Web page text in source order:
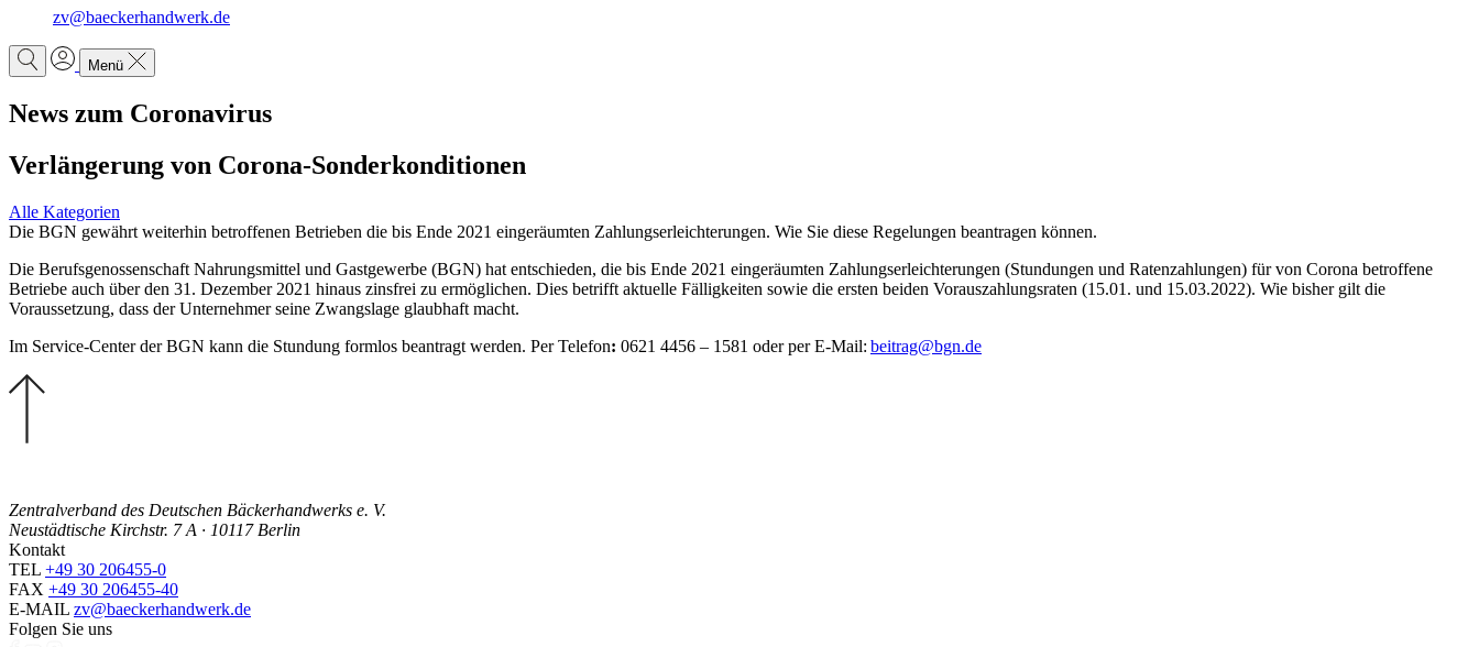
zv@baeckerhandwerk.de
Menü
News zum Coronavirus
Verlängerung von Corona-Sonderkonditionen
Alle Kategorien
Die BGN gewährt weiterhin betroffenen Betrieben die bis Ende 2021 eingeräumten Zahlungserleichterungen. Wie Sie diese Regelungen beantragen können.
Die Berufsgenossenschaft Nahrungsmittel und Gastgewerbe (BGN) hat entschieden, die bis Ende 2021 eingeräumten Zahlungserleichterungen (Stundungen und Ratenzahlungen) für von Corona betroffene
Betriebe auch über den 31. Dezember 2021 hinaus zinsfrei zu ermöglichen. Dies betrifft aktuelle Fälligkeiten sowie die ersten beiden Vorauszahlungsraten (15.01. und 15.03.2022). Wie bisher gilt die
Voraussetzung, dass der Unternehmer seine Zwangslage glaubhaft macht.
Im Service-Center der BGN kann die Stundung formlos beantragt werden. Per Telefon: 0621 4456 – 1581 oder per E-Mail: beitrag@bgn.de
Zentralverband des Deutschen Bäckerhandwerks e. V.
Neustädtische Kirchstr. 7 A · 10117 Berlin
Kontakt
TEL +49 30 206455-0
FAX +49 30 206455-40
E-MAIL zv@baeckerhandwerk.de
Folgen Sie uns